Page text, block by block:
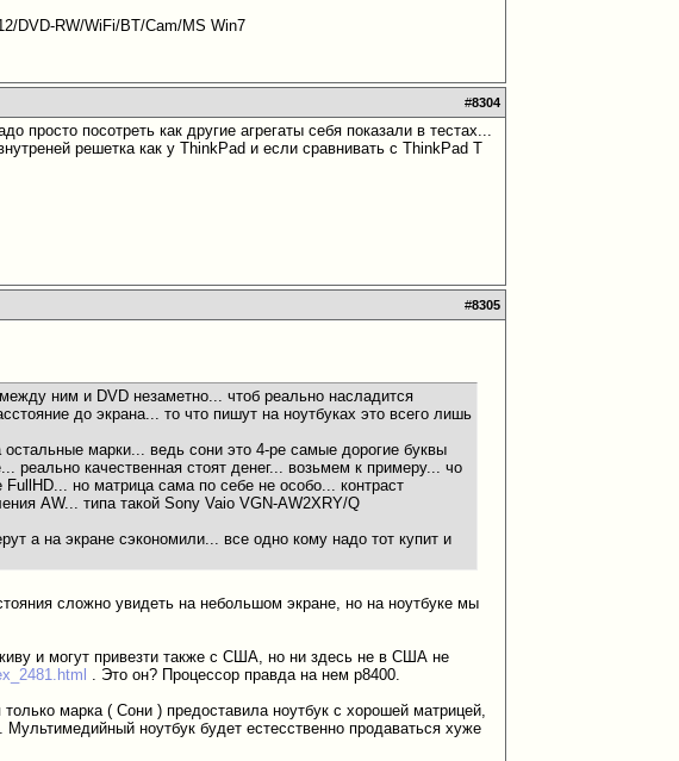
DVD-RW/WiFi/BT/Cam/MS Win7
#8304
просто посотреть как другие агрегаты себя показали в тестах...
решетка как у ThinkPad и если сравнивать с ThinkPad Т
#8305
ним и DVD незаметно... чтоб реально насладится
до экрана... то что пишут на ноутбуках это всего лишь
марки... ведь сони это 4-ре самые дорогие буквы
реально качественная стоят денег... возьмем к примеру... чо
но матрица сама по себе не особо... контраст
AW... типа такой Sony Vaio VGN-AW2XRY/Q
а на экране сэкономили... все одно кому надо тот купит и
сложно увидеть на небольшом экране, но на ноутбуке мы
и могут привезти также с США, но ни здесь не в США не
. Это он? Процессор правда на нем p8400.
марка ( Сони ) предоставила ноутбук с хорошей матрицей,
ноутбук будет естесственно продаваться хуже